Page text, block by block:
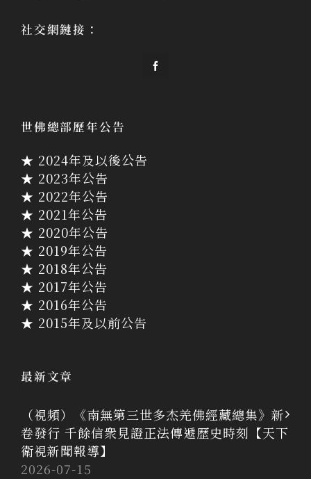
社交網鏈接：
世佛總部歷年公告
★ 2024年及以後公告
★ 2023年公告
★ 2022年公告
★ 2021年公告
★ 2020年公告
★ 2019年公告
★ 2018年公告
★ 2017年公告
★ 2016年公告
★ 2015年及以前公告
最新文章
（視頻）《南無第三世多杰羌佛經藏總集》新
卷發行 千餘信衆見證正法傳遞歷史時刻【天下
衛視新聞報導】
2026-07-15